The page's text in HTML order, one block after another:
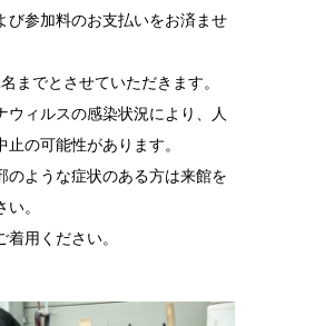
び参加料のお支払いをお済ませ
までとさせていただきます。
ウィルスの感染状況により、人
止の可能性があります。
のような症状のある方は来館を
。
用ください。